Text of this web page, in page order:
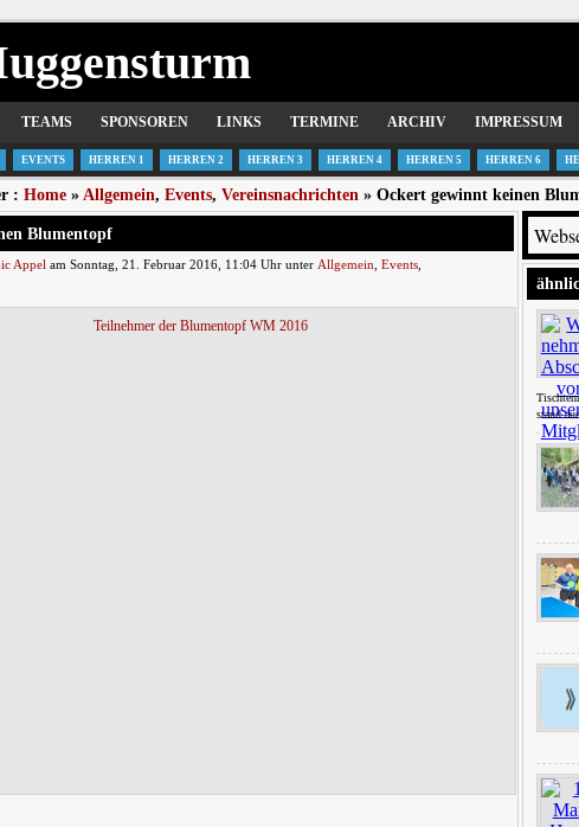
TEAMS SPONSOREN LINKS TERMINE ARCHIV IMPRESSUM
EVENTS HERREN 1 HERREN 2 HERREN 3 HERREN 4 HERREN 5 HERREN 6
: Home » Allgemein, Events, Vereinsnachrichten » Ockert gewinnt keinen
Blumentopf
Appel am Sonntag, 21. Februar 2016, 11:04 Uhr unter Allgemein Events
stand